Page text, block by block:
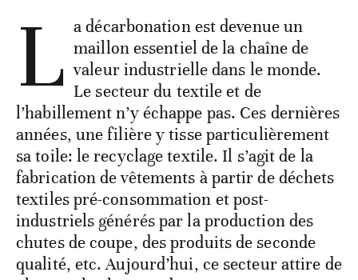
L a décarbonation est devenue un
maillon essentiel de la chaîne de
valeur industrielle dans le monde.
Le secteur du textile et de
l’habillement n’y échappe pas. Ces dernières
années, une filière y tisse particulièrement
sa toile: le recyclage textile. Il s’agit de la
fabrication de vêtements à partir de déchets
textiles pré-consommation et post-
industriels générés par la production des
chutes de coupe, des produits de seconde
qualité, etc. Aujourd’hui, ce secteur attire de